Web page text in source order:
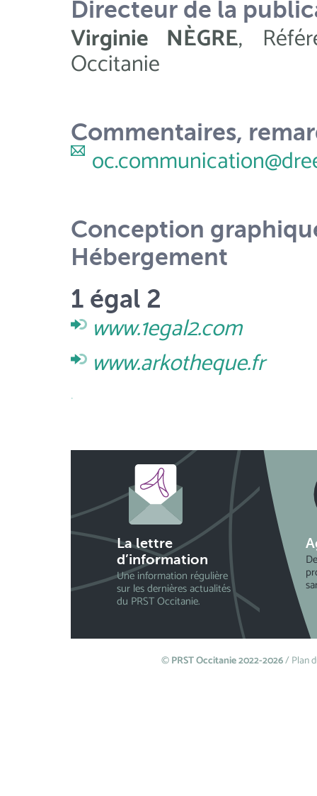
Directeur de la
Virginie NÈGRE,
Occitanie
Commentaires,
Conception
Hébergement
1 égal 2
www.1egal2.com
www.arkotheque.fr
.
La lettre
d’information
Une information régulière
sur les dernières actualités
du PRST Occitanie.
©PRST Occitanie 2022-2026/Plan